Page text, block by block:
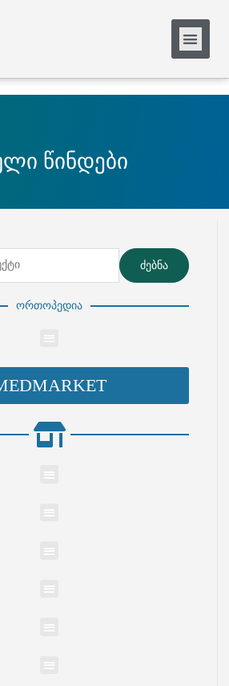
elit. Ut elit tellus, luctus nec
mattis, pulvinar dapibus leo.
წინდები
ძებნა
ორთოპედია